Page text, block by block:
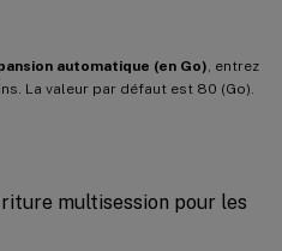
automatique (en Go) , entrez
La valeur par défaut est 80 (Go).
multisession pour les